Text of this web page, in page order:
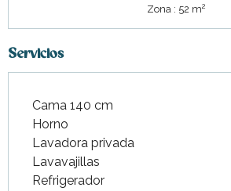
Zona : 52 m2
Servicios
Cama 140 cm
Horno
Lavadora privada
Lavavajillas
Refrigerador